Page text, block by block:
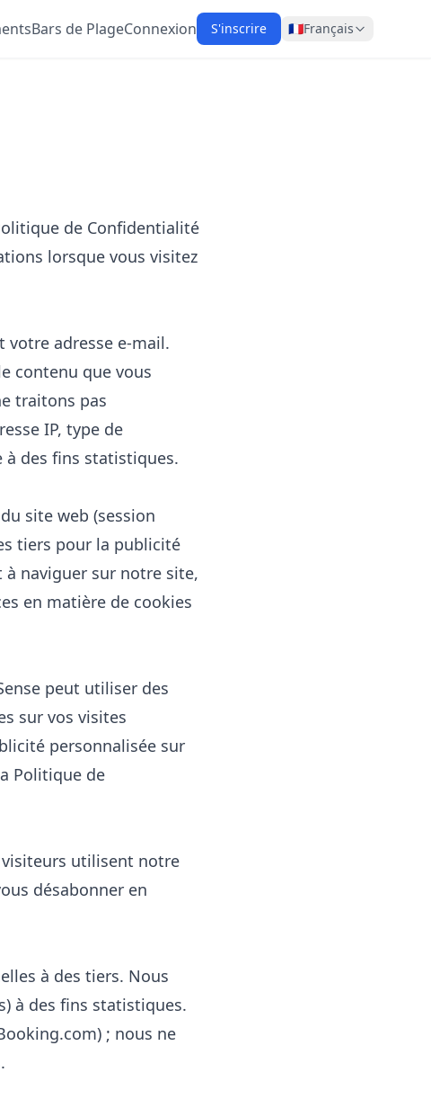
Bars de PlageConnexion S'inscrire 🇫🇷Français
de Confidentialité
lorsque vous visitez
votre adresse e-mail.
contenu que vous
traitons pas
IP, type de
à des fins statistiques.
site web (session
tiers pour la publicité
à naviguer sur notre site,
en matière de cookies
peut utiliser des
sur vos visites
personnalisée sur
Politique de
utilisent notre
désabonner en
à des tiers. Nous
à des fins statistiques.
; nous ne